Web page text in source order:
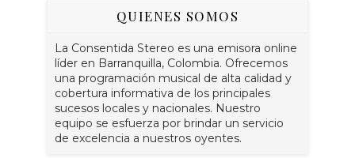
QUIENES SOMOS
La Consentida Stereo es una emisora online
líder en Barranquilla, Colombia. Ofrecemos
una programación musical de alta calidad y
cobertura informativa de los principales
sucesos locales y nacionales. Nuestro
equipo se esfuerza por brindar un servicio
de excelencia a nuestros oyentes.